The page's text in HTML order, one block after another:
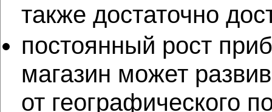
также достаточно
постоянный рост
магазин может
от географического